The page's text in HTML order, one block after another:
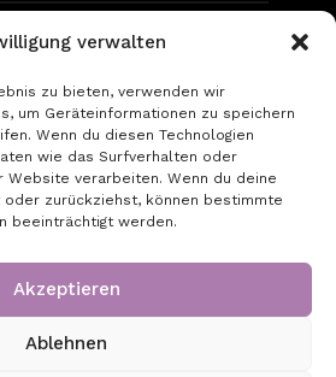
verwalten
zu bieten, verwenden wir
um Geräteinformationen zu speichern
Wenn du diesen Technologien
wie das Surfverhalten oder
Website verarbeiten. Wenn du deine
oder zurückziehst, können bestimmte
beeinträchtigt werden.
Akzeptieren
Ablehnen
Media